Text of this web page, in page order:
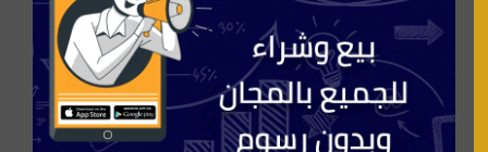
شبكة رأيي
موسوعة نور الرحمن
منتدى جيوش الهكرز
بلو باص